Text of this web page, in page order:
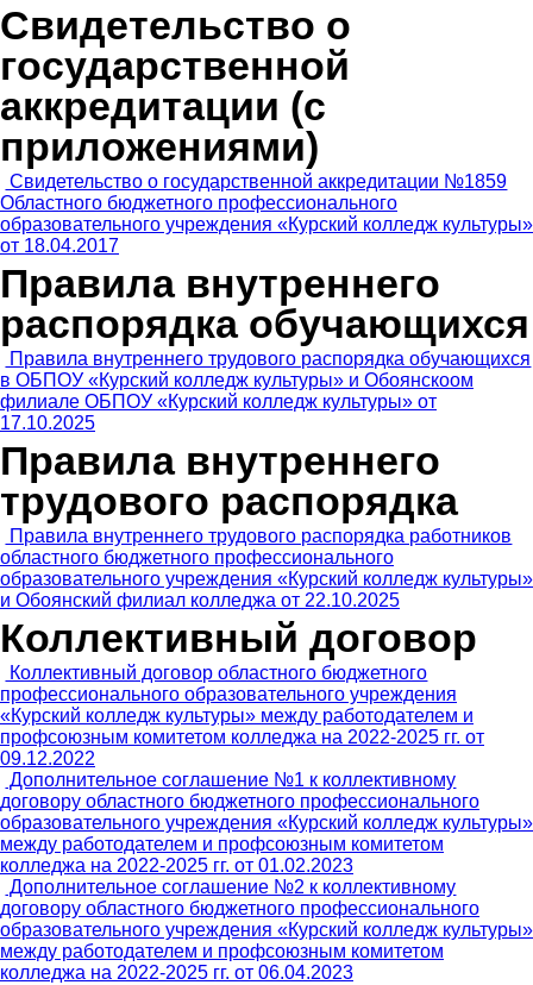
Свидетельство о
государственной
аккредитации (с
приложениями)
Свидетельство о государственной аккредитации №1859
Областного бюджетного профессионального
образовательного учреждения «Курский колледж культуры»
от 18.04.2017
Правила внутреннего
распорядка обучающихся
Правила внутреннего трудового распорядка обучающихся
в ОБПОУ «Курский колледж культуры» и Обоянскоом
филиале ОБПОУ «Курский колледж культуры» от
17.10.2025
Правила внутреннего
трудового распорядка
Правила внутреннего трудового распорядка работников
областного бюджетного профессионального
образовательного учреждения «Курский колледж культуры»
и Обоянский филиал колледжа от 22.10.2025
Коллективный договор
Коллективный договор областного бюджетного
профессионального образовательного учреждения
«Курский колледж культуры» между работодателем и
профсоюзным комитетом колледжа на 2022-2025 гг. от
09.12.2022
Дополнительное соглашение №1 к коллективному
договору областного бюджетного профессионального
образовательного учреждения «Курский колледж культуры»
между работодателем и профсоюзным комитетом
колледжа на 2022-2025 гг. от 01.02.2023
Дополнительное соглашение №2 к коллективному
договору областного бюджетного профессионального
образовательного учреждения «Курский колледж культуры»
между работодателем и профсоюзным комитетом
колледжа на 2022-2025 гг. от 06.04.2023